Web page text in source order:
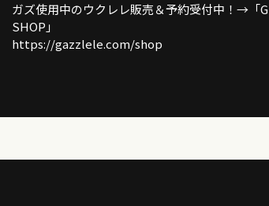
ガズ使用中のウクレレ販売＆予約受付中！→「
SHOP」
https://gazzlele.com/shop
https://gazzlele.com/gazzleleliveshow2022